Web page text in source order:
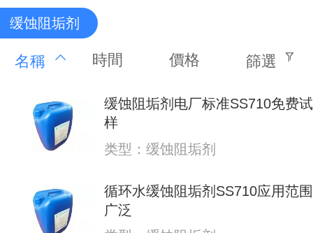
缓蚀阻垢剂
名稱 時間 價格 篩選
缓蚀阻垢剂电厂标准SS710免费试
样
类型：缓蚀阻垢剂
循环水缓蚀阻垢剂SS710应用范围
广泛